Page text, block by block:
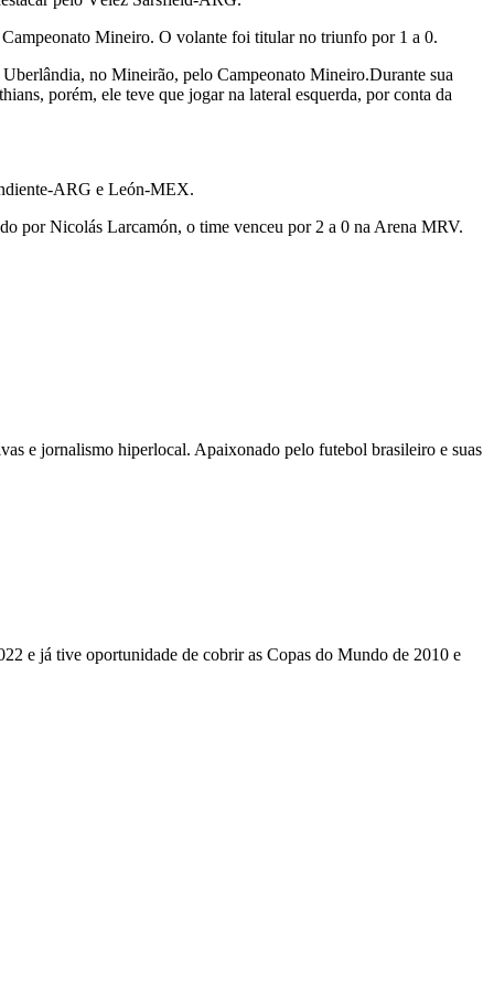
Mineiro. O volante foi titular no triunfo por 1 a 0.
no Mineirão, pelo Campeonato Mineiro.Durante sua
porém, ele teve que jogar na lateral esquerda, por conta da
ARG e León-MEX.
por Nicolás Larcamón, o time venceu por 2 a 0 na Arena MRV.
e jornalismo hiperlocal. Apaixonado pelo futebol brasileiro e suas
e já tive oportunidade de cobrir as Copas do Mundo de 2010 e